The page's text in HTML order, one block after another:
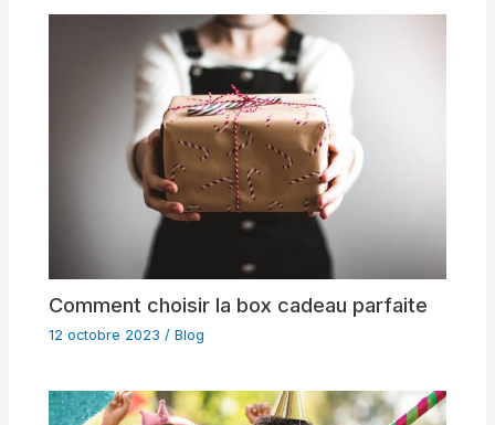
Comment choisir la box cadeau parfaite
12 octobre 2023/Blog